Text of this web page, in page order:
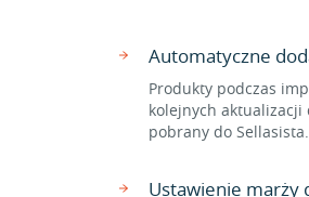
Automatyczne
Produkty podczas
kolejnych
pobrany do Sellasista.
Ustawienie marży